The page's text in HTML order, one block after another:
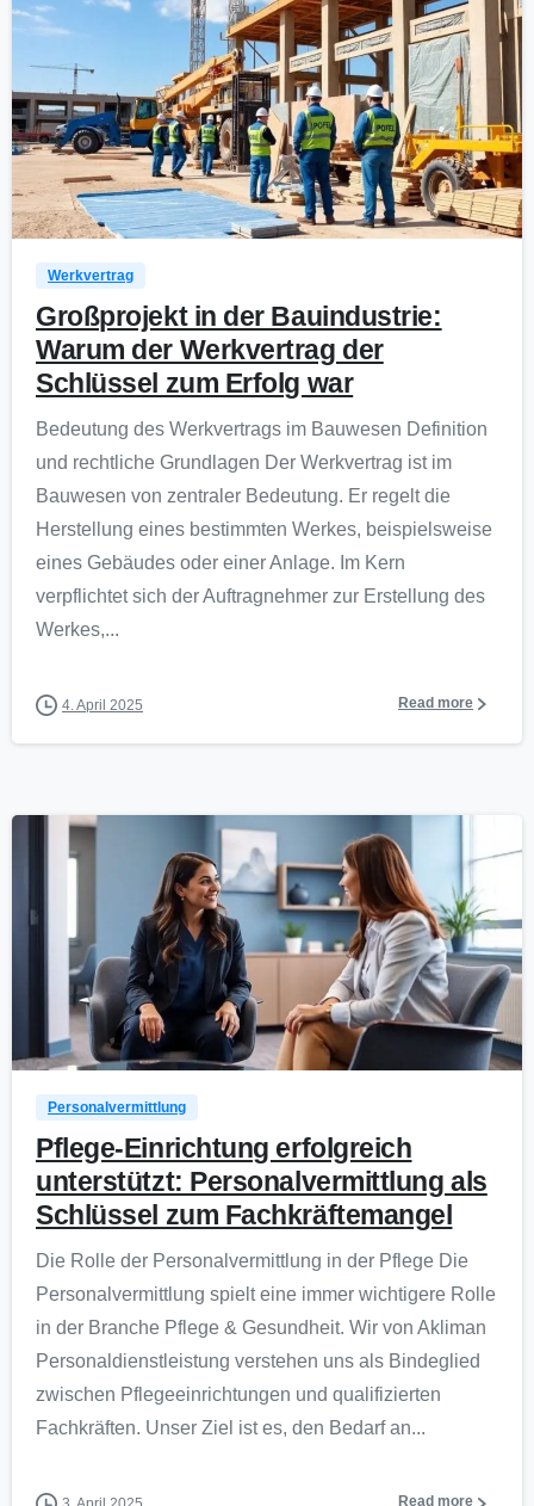
0
Werkvertrag
Großprojekt in der Bauindustrie:
Warum der Werkvertrag der
Schlüssel zum Erfolg war
Bedeutung des Werkvertrags im Bauwesen Definition
und rechtliche Grundlagen Der Werkvertrag ist im
Bauwesen von zentraler Bedeutung. Er regelt die
Herstellung eines bestimmten Werkes, beispielsweise
eines Gebäudes oder einer Anlage. Im Kern
verpflichtet sich der Auftragnehmer zur Erstellung des
Werkes,...
4. April 2025 Read more
0
Personalvermittlung
Pflege-Einrichtung erfolgreich
unterstützt: Personalvermittlung als
Schlüssel zum Fachkräftemangel
Die Rolle der Personalvermittlung in der Pflege Die
Personalvermittlung spielt eine immer wichtigere Rolle
in der Branche Pflege & Gesundheit. Wir von Akliman
Personaldienstleistung verstehen uns als Bindeglied
zwischen Pflegeeinrichtungen und qualifizierten
Fachkräften. Unser Ziel ist es, den Bedarf an...
Read more